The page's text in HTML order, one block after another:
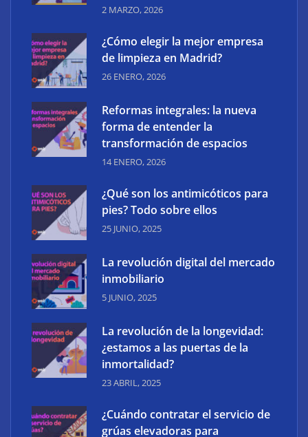
Las mejores agencias de marketing digital de
Madrid
2 MARZO, 2026
¿Cómo elegir la mejor empresa
de limpieza en Madrid?
26 ENERO, 2026
Reformas integrales: la nueva
forma de entender la
transformación de espacios
14 ENERO, 2026
¿Qué son los antimicóticos para
pies? Todo sobre ellos
25 JUNIO, 2025
La revolución digital del mercado
inmobiliario
5 JUNIO, 2025
La revolución de la longevidad:
¿estamos a las puertas de la
inmortalidad?
23 ABRIL, 2025
¿Cuándo contratar el servicio de
grúas elevadoras para